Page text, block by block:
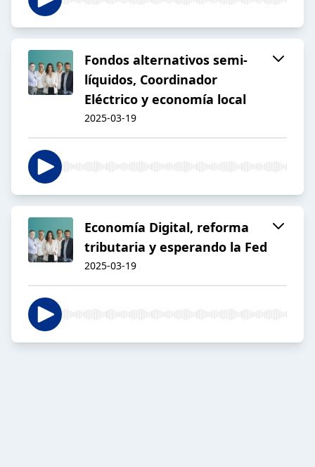
Fondos alternativos semi-
líquidos, Coordinador
Eléctrico y economía local
2025-03-19
Economía Digital, reforma
tributaria y esperando la Fed
2025-03-19